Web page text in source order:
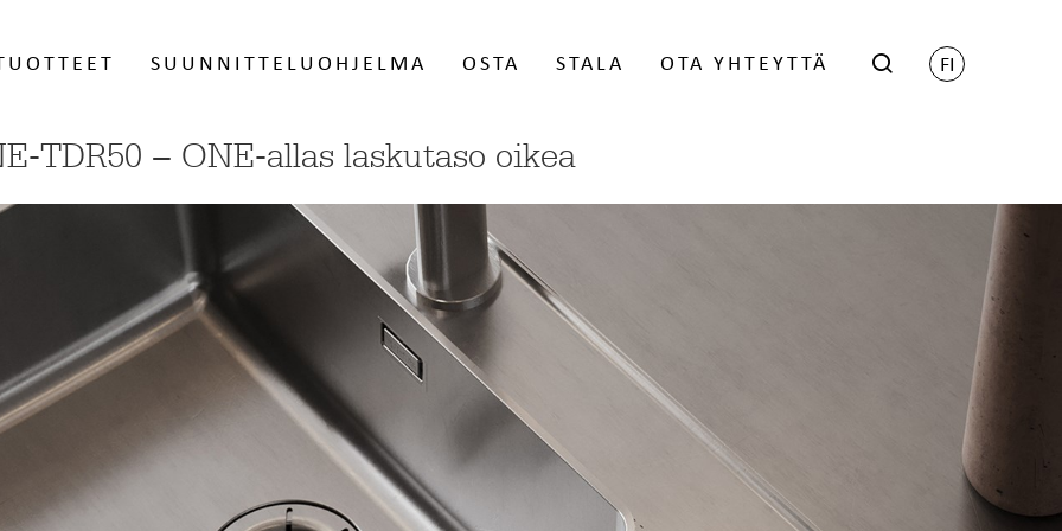
FI
teräsaltaat
Taustalevyt
Keittiöhanat
Leikkuulaudat
Muut varusteet
Lukolliset postilaatikot
Postilaatikon jalat
Nimikilpi
SUUNNITTELUOHJELMA
Tailor-made - räätälöidyt
terästasot ja tiskipöydät
• Yli 3-metriset tasot
• Tason paksuudet 12-120 mm
• Kulmaratkaisut, pyöristykset, aukotukset
ALOITA SUUNNITTELU TAILOR-
Stalan BIM-objektit
suunnittelijoille
• Revit -objektikirjasto
• KPS.Max
KATSO JA LATAA OBJEKTIT
OSTA
StalaShop
Valikoima tuotteita kuluttajille ja
taloyhtiöille. Myös postilaatikon
VERKKOKAUPPAAN
ProShop
Rekisteröityneille jälleenmyyjille -
tunnuksien saamiseksi ota yhteyttä
Stalan myyntiin.
KIRJAUDU
STALA OTA YHTEYTTÄ
TDR50 − ONE-allas laskutaso oikea